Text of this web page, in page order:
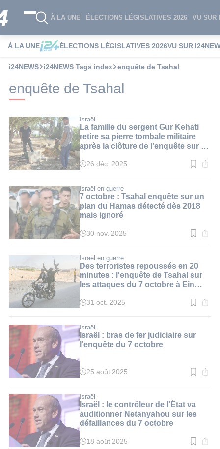
À LA UNE ÉLECTIONS LÉGISLATIVES 2026 VU SUR
À LA UNE ÉLECTIONS LÉGISLATIVES 2026VU SUR
i24NEWS i24NEWS Tags index enquête de Tsahal
enquête de Tsahal
Israël
La famille du sergent Gur Kehati
retire sa pierre tombale militaire
après la clôture de l’enquête sur sa
Temps
:
3
min.
26 déc. 2025
Israël en guerre
7 octobre : Tsahal enquête sur un
plan du Hamas détecté dès 2018
mais ignoré
Temps
:
3
min.
30 nov. 2025
Israël en guerre
Des terroristes repoussés en 20
minutes : l'enquête de Tsahal sur
les attaques du 7 octobre à Ein
Temps
:
5
min.
31 oct. 2025
Israël
Israël : bras de fer judiciaire sur
l'enquête du 7 octobre
Temps
:
3
min.
25 août 2025
Israël
Israël : le contrôleur de l'État va
auditionner Netanyahou sur les
défaillances du 7 octobre
Temps
18 août 2025